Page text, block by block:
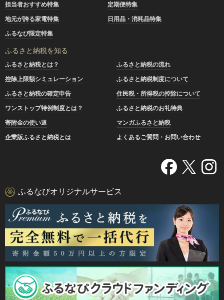
担当者おすすめ特集
定期便特集
地元が誇る家電特集
日用品・消耗品特集
ふるなび限定特集
ふるさと納税を知る
ふるさと納税とは？
ふるさと納税の流れ
控除上限額シミュレーション
ふるさと納税制度について
ふるさと納税の確定申告
住民税・所得税の控除について
ワンストップ特例制度とは？
ふるさと納税のお礼特典
寄附金の使い道
マンガふるさと納税
企業版ふるさと納税とは
よくあるご質問・お問い合わせ
ふるなびオリジナルサービス